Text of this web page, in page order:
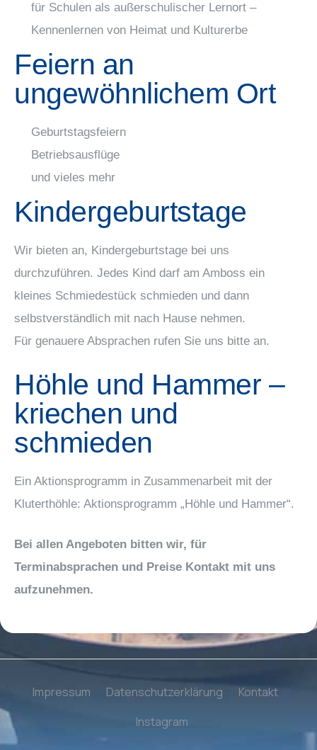
für Schulen als außerschulischer Lernort –
Kennenlernen von Heimat und Kulturerbe
Feiern an
ungewöhnlichem Ort
Geburtstagsfeiern
Betriebsausflüge
und vieles mehr
Kindergeburtstage
Wir bieten an, Kindergeburtstage bei uns
durchzuführen. Jedes Kind darf am Amboss ein
kleines Schmiedestück schmieden und dann
selbstverständlich mit nach Hause nehmen.
Für genauere Absprachen rufen Sie uns bitte an.
Höhle und Hammer –
kriechen und
schmieden
Ein Aktionsprogramm in Zusammenarbeit mit der
Kluterthöhle: Aktionsprogramm „Höhle und Hammer“.
Bei allen Angeboten bitten wir, für
Terminabsprachen und Preise Kontakt mit uns
aufzunehmen.
Impressum Datenschutzerklärung
Kontakt
Instagram